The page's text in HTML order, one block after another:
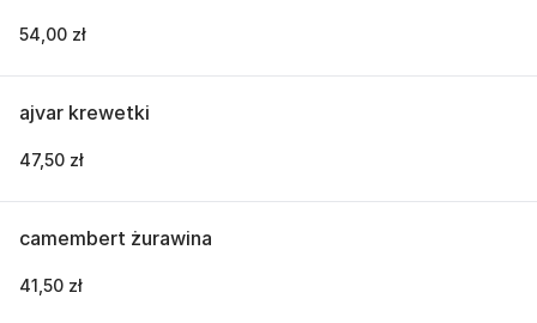
54,00 zł
ajvar krewetki
47,50 zł
camembert żurawina
41,50 zł